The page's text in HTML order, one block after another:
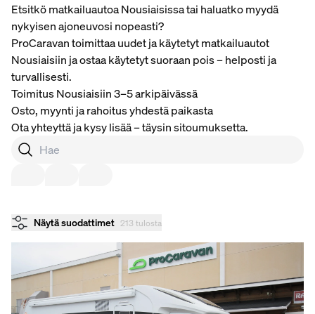
Etsitkö matkailuautoa Nousiaisissa tai haluatko myydä
nykyisen ajoneuvosi nopeasti?
ProCaravan toimittaa uudet ja käytetyt matkailuautot
Nousiaisiin ja ostaa käytetyt suoraan pois – helposti ja
turvallisesti.
Toimitus Nousiaisiin 3–5 arkipäivässä
Osto, myynti ja rahoitus yhdestä paikasta
Ota yhteyttä ja kysy lisää – täysin sitoumuksetta.
Näytä suodattimet 213 tulosta